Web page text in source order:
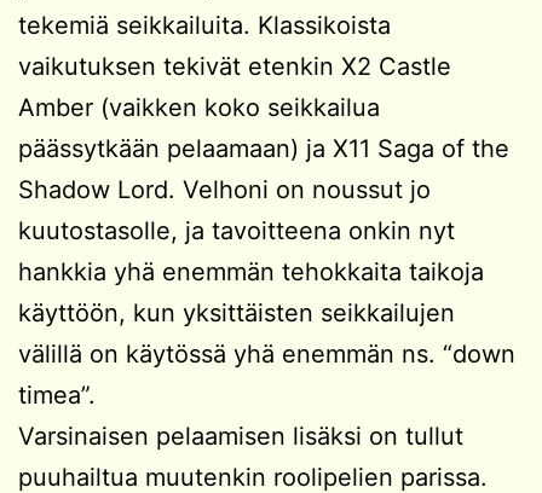
tekemiä seikkailuita. Klassikoista
vaikutuksen tekivät etenkin X2 Castle
Amber (vaikken koko seikkailua
päässytkään pelaamaan) ja X11 Saga of the
Shadow Lord. Velhoni on noussut jo
kuutostasolle, ja tavoitteena onkin nyt
hankkia yhä enemmän tehokkaita taikoja
käyttöön, kun yksittäisten seikkailujen
välillä on käytössä yhä enemmän ns. “down
timea”.
Varsinaisen pelaamisen lisäksi on tullut
puuhailtua muutenkin roolipelien parissa.